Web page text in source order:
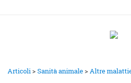
Articoli>Sanità animale>Altre